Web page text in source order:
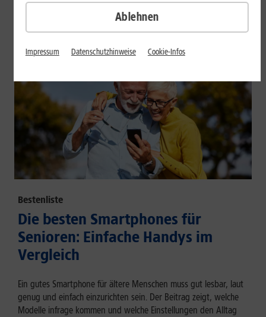
großem Akku und hoher Energieeffizienz.
Mehr erfahren
Bestenliste
Die besten Smartphones für
Senioren: Einfache Handys im
Vergleich
Ein gutes Smartphone für ältere Menschen muss gut lesbar, laut
genug und einfach einzurichten sein. Der Beitrag zeigt, welche
Modelle infrage kommen und welche Einstellungen den Alltag
Ablehnen
Impressum Datenschutzhinweise Cookie-Infos